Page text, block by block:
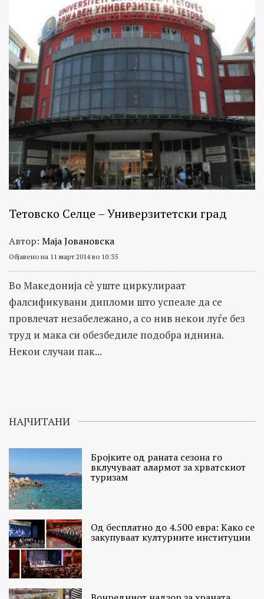
Тетовско Селце – Универзитетски град
Автор: Маја Јовановска
Објавено на 11 март 2014 во 10:35
Во Македонија сè уште циркулираат
фалсификувани дипломи што успеале да се
провлечат незабележано, а со нив некои луѓе без
труд и мака си обезбедиле подобра иднина.
Некои случаи пак...
НАЈЧИТАНИ
Бројките од раната сезона го
вклучуваат алармот за хрватскиот
туризам
Од бесплатно до 4.500 евра: Како се
закупуваат културните институции